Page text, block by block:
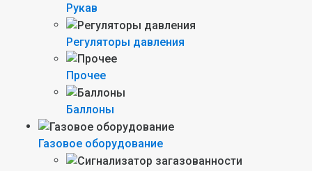
Рукав
Регуляторы давления
Прочее
Баллоны
Газовое оборудование